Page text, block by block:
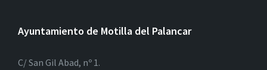
Ayuntamiento de Motilla del Palancar
C/ San Gil Abad, nº 1.